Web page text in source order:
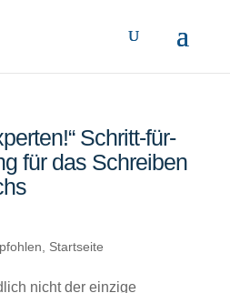
Schritt-für-
für das Schreiben
Startseite
nicht der einzige